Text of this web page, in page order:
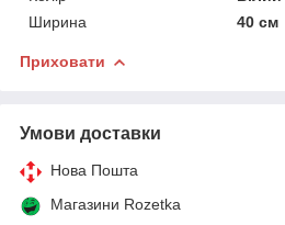
Ширина
40 см
Приховати
Умови доставки
Нова Пошта
Магазини Rozetka